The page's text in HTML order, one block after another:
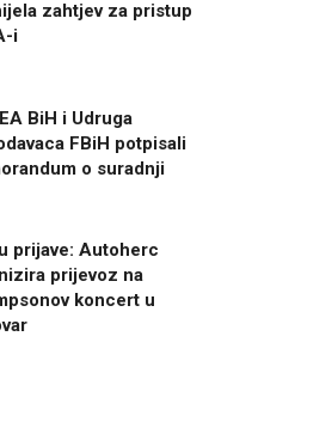
zahtjev za pristup
i
BiH i Udruga
FBiH potpisali
o suradnji
prijave: Autoherc
prijevoz na
koncert u